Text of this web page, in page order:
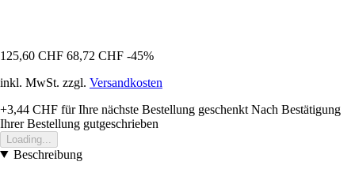
125,60 CHF 68,72 CHF -45%
inkl. MwSt. zzgl. Versandkosten
+3,44 CHF für Ihre nächste Bestellung geschenkt Nach Bestätigung
Ihrer Bestellung gutgeschrieben
Loading...
Beschreibung